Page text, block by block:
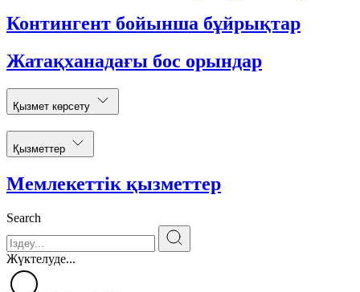
Контингент бойынша бұйрықтар
Жатақханадағы бос орындар
Қызмет көрсету
Қызметтер
Мемлекеттік қызметтер
Search
Жүктелуде...